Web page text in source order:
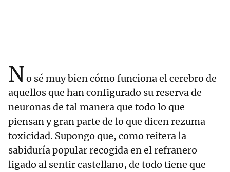
No sé muy bien cómo funciona el cerebro de
aquellos que han configurado su reserva de
neuronas de tal manera que todo lo que
piensan y gran parte de lo que dicen rezuma
toxicidad. Supongo que, como reitera la
sabiduría popular recogida en el refranero
ligado al sentir castellano, de todo tiene que